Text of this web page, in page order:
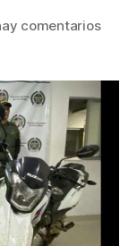
comentariosen
y
por